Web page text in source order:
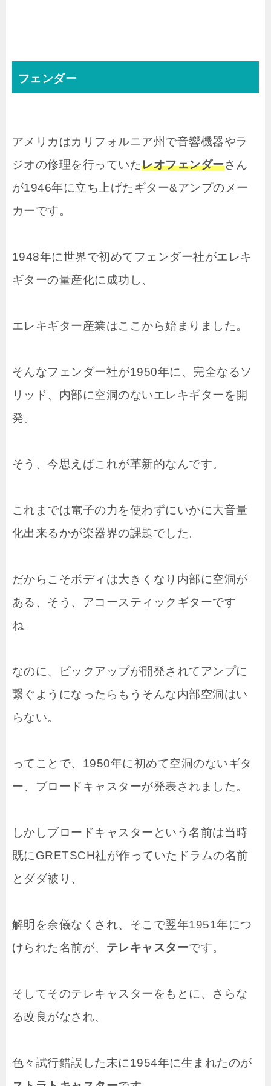
フェンダー
アメリカはカリフォルニア州で音響機器やラ
ジオの修理を行っていたレオフェンダーさん
が1946年に立ち上げたギター&アンプのメー
カーです。
1948年に世界で初めてフェンダー社がエレキ
ギターの量産化に成功し、
エレキギター産業はここから始まりました。
そんなフェンダー社が1950年に、完全なるソ
リッド、内部に空洞のないエレキギターを開
発。
そう、今思えばこれが革新的なんです。
これまでは電子の力を使わずにいかに大音量
化出来るかが楽器界の課題でした。
だからこそボディは大きくなり内部に空洞が
ある、そう、アコースティックギターです
ね。
なのに、ピックアップが開発されてアンプに
繋ぐようになったらもうそんな内部空洞はい
らない。
ってことで、1950年に初めて空洞のないギタ
ー、ブロードキャスターが発表されました。
しかしブロードキャスターという名前は当時
既にGRETSCH社が作っていたドラムの名前
とダダ被り、
解明を余儀なくされ、そこで翌年1951年につ
けられた名前が、 テレキャスターです。
そしてそのテレキャスターをもとに、さらな
る改良がなされ、
色々試行錯誤した末に1954年に生まれたのが